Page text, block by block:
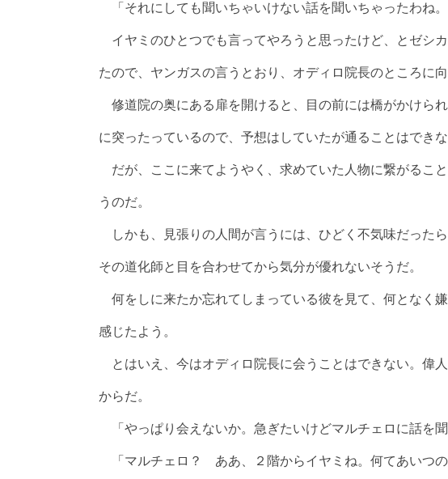
「それにしても聞いちゃいけない話を聞いちゃったわね。
イヤミのひとつでも言ってやろうと思ったけど、とゼシ
たので、ヤンガスの言うとおり、オディロ院長のところに向
修道院の奥にある扉を開けると、目の前には橋がかけら
に突ったっているので、予想はしていたが通ることはできな
だが、ここに来てようやく、求めていた人物に繋がるこ
うのだ。
しかも、見張りの人間が言うには、ひどく不気味だった
その道化師と目を合わせてから気分が優れないそうだ。
何をしに来たか忘れてしまっている彼を見て、何となく
感じたよう。
とはいえ、今はオディロ院長に会うことはできない。偉
からだ。
「やっぱり会えないか。急ぎたいけどマルチェロに話を聞
「マルチェロ？ ああ、２階からイヤミね。何てあいつの